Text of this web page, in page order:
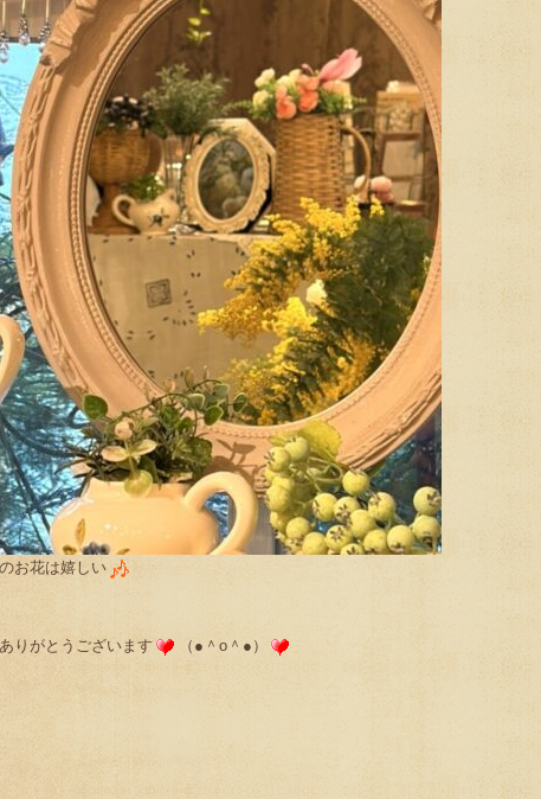
お花は嬉しい
りがとうございます （●＾o＾●）